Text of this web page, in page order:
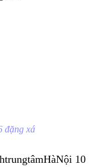
đặng xá
trungtâmHàNội 10